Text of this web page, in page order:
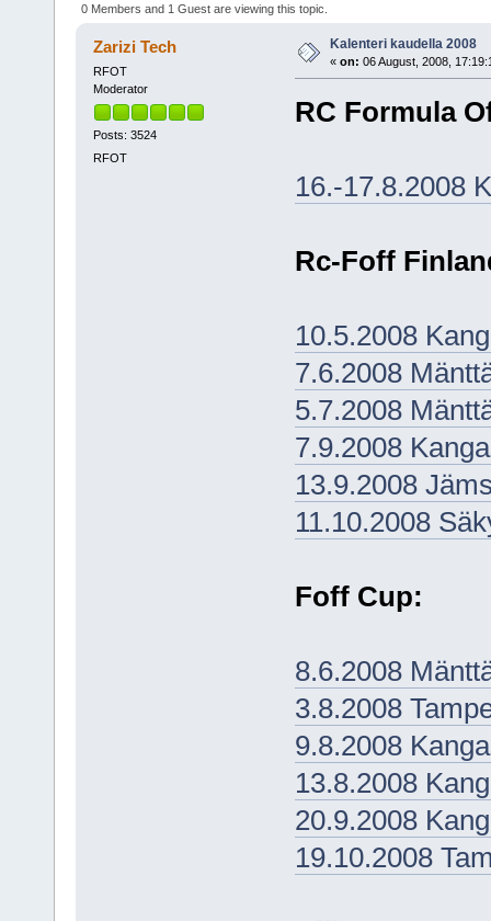
0 Members and 1 Guest are viewing this topic.
Zarizi Tech
RFOT
Moderator
Posts: 3524
RFOT
Kalenteri kaudella 2008
« on: 06 August, 2008,
RC Formula
16.-17.8.2008
Rc-Foff
10.5.2008
7.6.2008
5.7.2008
7.9.2008
13.9.2008
11.10.2008
Foff Cup:
8.6.2008
3.8.2008
9.8.2008
13.8.2008
20.9.2008
19.10.2008